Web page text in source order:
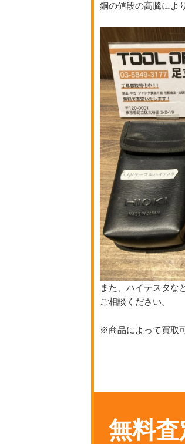
銅の値段の高騰によ
また、ハイテスタな
ご相談ください。
※商品によって買取
無料